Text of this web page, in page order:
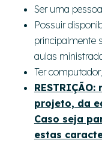
Ser uma
Possuir
principalmente
aulas
Ter
projeto, da
Caso seja
estas